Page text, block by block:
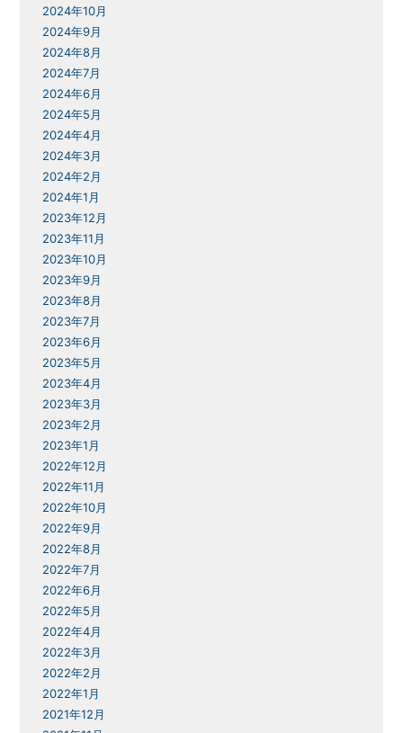
2024年10月
2024年9月
2024年8月
2024年7月
2024年6月
2024年5月
2024年4月
2024年3月
2024年2月
2024年1月
2023年12月
2023年11月
2023年10月
2023年9月
2023年8月
2023年7月
2023年6月
2023年5月
2023年4月
2023年3月
2023年2月
2023年1月
2022年12月
2022年11月
2022年10月
2022年9月
2022年8月
2022年7月
2022年6月
2022年5月
2022年4月
2022年3月
2022年2月
2022年1月
2021年12月